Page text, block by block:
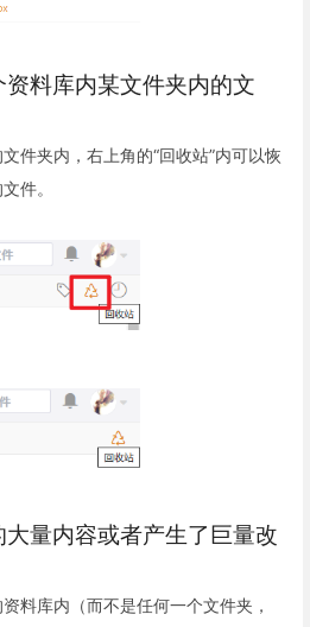
料库内某文件夹内的文
件夹内，右上角的“回收站”内可以恢
件。
量内容或者产生了巨量改
料库内（而不是任何一个文件夹，